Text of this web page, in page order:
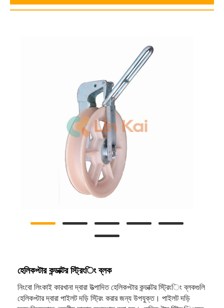
হেলিকপ্টার কন্ডাক্টর স্ট্রিংিং ব্লক
নিংবো লিংকাই কারখানা দ্বারা উত্পাদিত হেলিকপ্টার কন্ডাক্টর স্ট্রিংিং ব্লকগুলি
হেলিকপ্টার দ্বারা পাইলট দড়ি স্ট্রিং করার জন্য উপযুক্ত। পাইলট দড়ি